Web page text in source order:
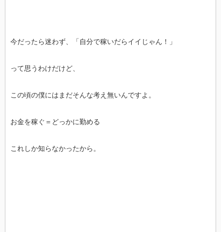
今だったら迷わず、「自分で稼いだらイイじゃん！」
って思うわけだけど、
この頃の僕にはまだそんな考え無いんですよ。
お金を稼ぐ＝どっかに勤める
これしか知らなかったから。